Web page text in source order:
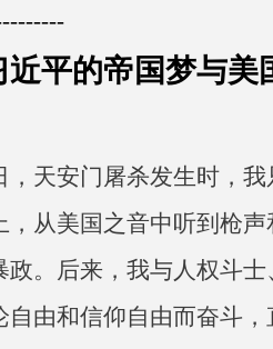
平的帝国梦与美
，天安门屠杀发生时，
，从美国之音中听到枪
政。后来，我与人权斗
自由和信仰自由而奋斗